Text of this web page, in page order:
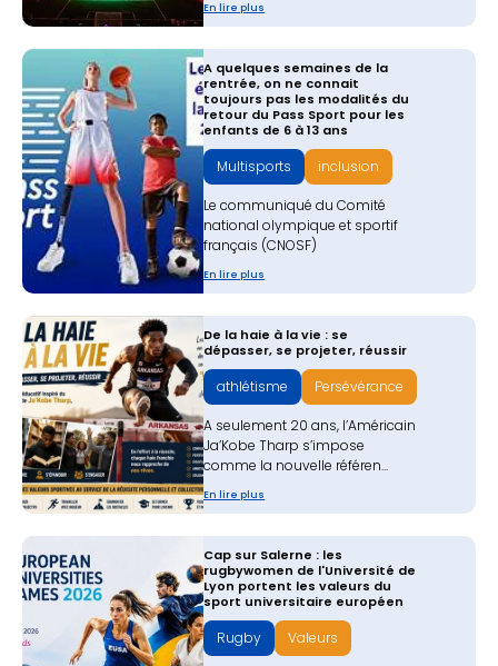
En lire plus
A quelques semaines de la
rentrée, on ne connait
toujours pas les modalités du
retour du Pass Sport pour les
enfants de 6 à 13 ans
Multisports inclusion
Le communiqué du Comité
national olympique et sportif
français (CNOSF)
En lire plus
De la haie à la vie : se
dépasser, se projeter, réussir
athlétisme Persévérance
A seulement 20 ans, l’Américain
Ja’Kobe Tharp s’impose
comme la nouvelle référen...
En lire plus
Cap sur Salerne : les
rugbywomen de l'Université de
Lyon portent les valeurs du
sport universitaire européen
Rugby Valeurs